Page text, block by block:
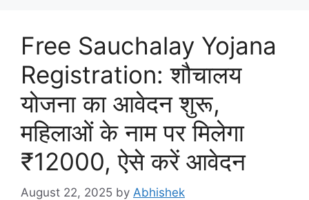
Free Sauchalay Yojana
Registration: शौचालय
योजना का आवेदन शुरू,
महिलाओं के नाम पर मिलेगा
₹12000, ऐसे करें आवेदन
August 22, 2025 by Abhishek